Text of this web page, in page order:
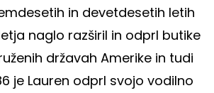
in devetdesetih letih
naglo razširil in odprl butike
državah Amerike in tudi
je Lauren odprl svojo vodilno